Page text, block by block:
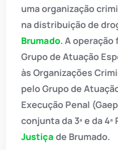
uma organização
na distribuição de
Brumado. A
Grupo de Atuação
às Organizações
pelo Grupo de
Execução Penal
conjunta da 3ª e da
Justiça de Brumado.